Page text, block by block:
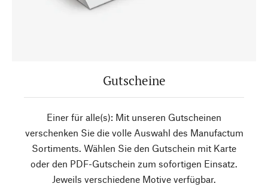
Gutscheine
Einer für alle(s): Mit unseren Gutscheinen
verschenken Sie die volle Auswahl des Manufactum
Sortiments. Wählen Sie den Gutschein mit Karte
oder den PDF-Gutschein zum sofortigen Einsatz.
Jeweils verschiedene Motive verfügbar.